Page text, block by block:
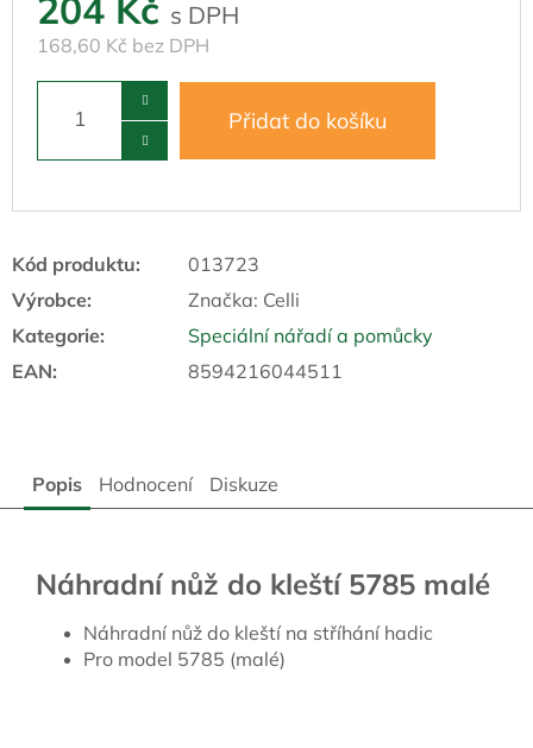
168,60 Kč bez DPH
Přidat do košíku
Kód produktu:
013723
Výrobce:
Značka: Celli
Kategorie:
Speciální nářadí a pomůcky
EAN: 8594216044511
Popis Hodnocení Diskuze
Náhradní nůž do kleští 5785 malé
Náhradní nůž do kleští na stříhání hadic
Pro model 5785 (malé)